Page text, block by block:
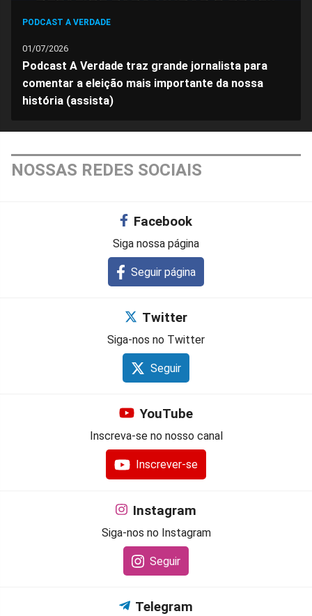
PODCAST A VERDADE
01/07/2026
Podcast A Verdade traz grande jornalista para
comentar a eleição mais importante da nossa
história (assista)
NOSSAS REDES SOCIAIS
Facebook
Siga nossa página
Seguir página
Twitter
Siga-nos no Twitter
Seguir
YouTube
Inscreva-se no nosso canal
Inscrever-se
Instagram
Siga-nos no Instagram
Seguir
Telegram